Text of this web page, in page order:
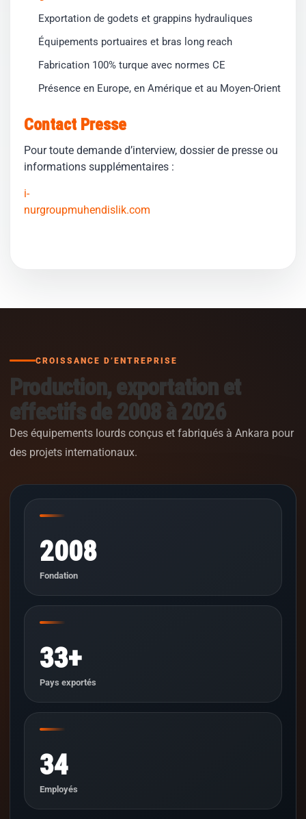
Exportation de godets et grappins hydrauliques
Équipements portuaires et bras long reach
Fabrication 100% turque avec normes CE
Présence en Europe, en Amérique et au Moyen-Orient
Contact Presse
Pour toute demande d’interview, dossier de presse ou
informations supplémentaires :
i-
nurgroupmuhendislik.com
CROISSANCE D’ENTREPRISE
Production, exportation et
effectifs de 2008 à 2026
Des équipements lourds conçus et fabriqués à Ankara pour
des projets internationaux.
2008
Fondation
33+
Pays exportés
34
Employés